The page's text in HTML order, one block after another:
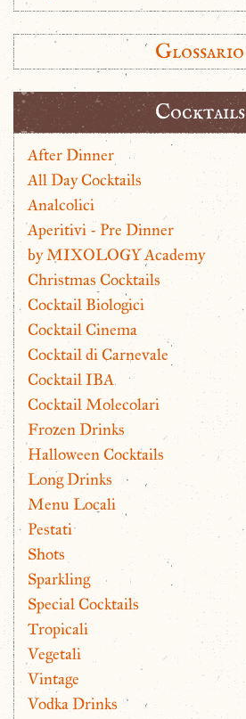
Glossario
Cocktails
After Dinner
All Day Cocktails
Analcolici
Aperitivi - Pre Dinner
by MIXOLOGY Academy
Christmas Cocktails
Cocktail Biologici
Cocktail Cinema
Cocktail di Carnevale
Cocktail IBA
Cocktail Molecolari
Frozen Drinks
Halloween Cocktails
Long Drinks
Menu Locali
Pestati
Shots
Sparkling
Special Cocktails
Tropicali
Vegetali
Vintage
Vodka Drinks